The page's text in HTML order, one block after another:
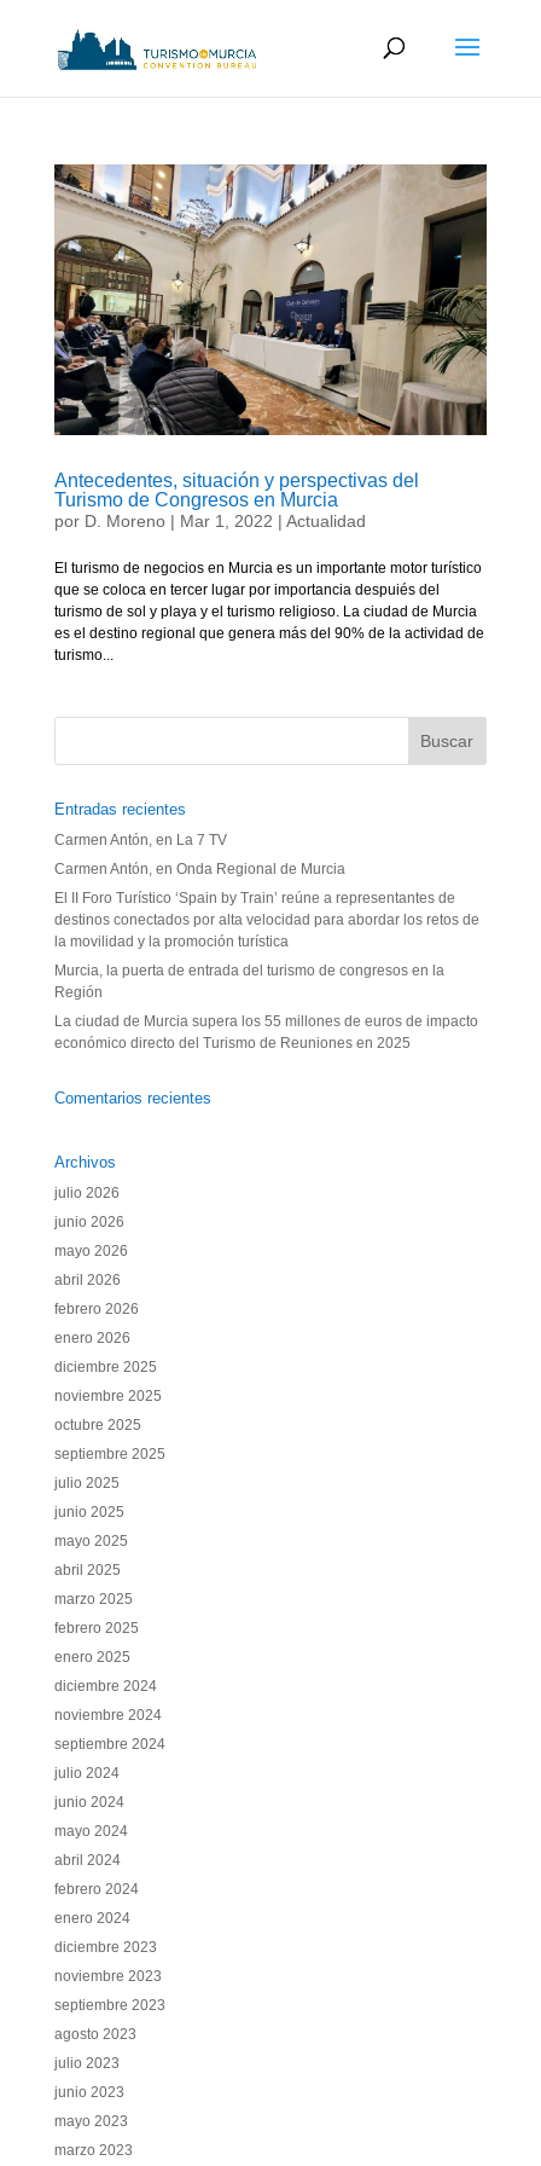
Antecedentes, situación y perspectivas del
Turismo de Congresos en Murcia
por D. Moreno| Mar 1, 2022 | Actualidad
El turismo de negocios en Murcia es un importante motor turístico
que se coloca en tercer lugar por importancia despuiés del
turismo de sol y playa y el turismo religioso. La ciudad de Murcia
es el destino regional que genera más del 90% de la actividad de
turismo...
Entradas recientes
Carmen Antón, en La 7 TV
Carmen Antón, en Onda Regional de Murcia
El II Foro Turístico ‘Spain by Train’ reúne a representantes de
destinos conectados por alta velocidad para abordar los retos de
la movilidad y la promoción turística
Murcia, la puerta de entrada del turismo de congresos en la
Región
La ciudad de Murcia supera los 55 millones de euros de impacto
económico directo del Turismo de Reuniones en 2025
Comentarios recientes
Archivos
julio 2026
junio 2026
mayo 2026
abril 2026
febrero 2026
enero 2026
diciembre 2025
noviembre 2025
octubre 2025
septiembre 2025
julio 2025
junio 2025
mayo 2025
abril 2025
marzo 2025
febrero 2025
enero 2025
diciembre 2024
noviembre 2024
septiembre 2024
julio 2024
junio 2024
mayo 2024
abril 2024
febrero 2024
enero 2024
diciembre 2023
noviembre 2023
septiembre 2023
agosto 2023
julio 2023
junio 2023
mayo 2023
marzo 2023